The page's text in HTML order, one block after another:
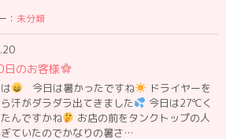
： 未分類
日のお客様
今日は暑かったですね
ドライヤーを
汗がダラダラ出てきました
今日は27℃く
んですかね
お店の前をタンクトップの人
ていたのでかなりの暑さ…